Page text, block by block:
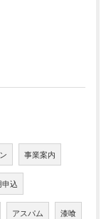
事業案内
込
アスパム 漆喰